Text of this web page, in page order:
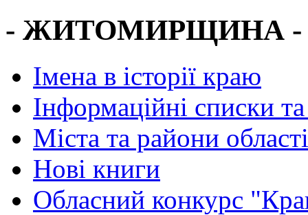
- ЖИТОМИРЩИНА -
Імена в історії краю
Інформаційні списки
Міста та райони області
Нові книги
Обласний конкурс